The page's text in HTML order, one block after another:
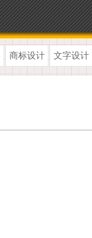
商标设计 文字设计